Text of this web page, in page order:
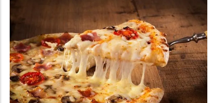
Paraná
Política
Santa Helena e Região
Saúde e Bem-Estar